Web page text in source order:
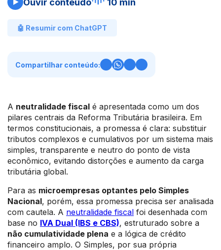
🤖 Resumir com ChatGPT
Compartilhar conteúdo:
A neutralidade fiscal é apresentada como um dos
pilares centrais da Reforma Tributária brasileira. Em
termos constitucionais, a promessa é clara: substituir
tributos complexos e cumulativos por um sistema mais
simples, transparente e neutro do ponto de vista
econômico, evitando distorções e aumento da carga
tributária global.
Para as microempresas optantes pelo Simples
Nacional, porém, essa promessa precisa ser analisada
com cautela. A neutralidade fiscal foi desenhada com
base no IVA Dual (IBS e CBS), estruturado sobre a
não cumulatividade plena e a lógica de crédito
financeiro amplo. O Simples, por sua própria